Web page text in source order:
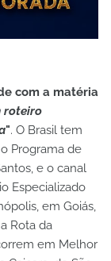
com a matéria
roteiro
". O Brasil tem
Programa de
e o canal
Especializado
em Goiás,
Rota da
em Melhor